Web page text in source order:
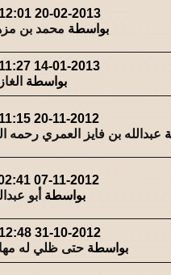
20-02-2013
12:01 AM
بواسطة محمد بن
14-01-2013
11:27 AM
بواسطة
20-11-2012
11:15 AM
عبدالله بن فايز العمري رحمه
07-11-2012
PM
بواسطة أبو
31-10-2012
12:48 AM
بواسطة حتى ظلي له